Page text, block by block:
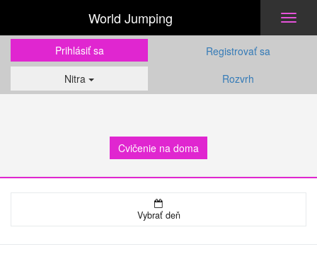
World Jumping
Prihlásiť sa
Registrovať sa
Nitra
Rozvrh
Cvičenie na doma
Vybrať deň